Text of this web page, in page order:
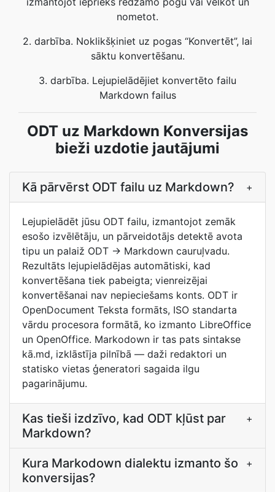
nometot.
2. darbība. Noklikšķiniet uz pogas “Konvertēt”, lai
sāktu konvertēšanu.
3. darbība. Lejupielādējiet konvertēto failu
Markdown failus
ODT uz Markdown Konversijas
bieži uzdotie jautājumi
Kā pārvērst ODT failu uz Markdown? +
Lejupielādēt jūsu ODT failu, izmantojot zemāk
esošo izvēlētāju, un pārveidotājs detektē avota
tipu un palaiž ODT → Markdown cauruļvadu.
Rezultāts lejupielādējas automātiski, kad
konvertēšana tiek pabeigta; vienreizējai
konvertēšanai nav nepieciešams konts. ODT ir
OpenDocument Teksta formāts, ISO standarta
vārdu procesora formātā, ko izmanto LibreOffice
un OpenOffice. Markodown ir tas pats sintakse
kā.md, izklāstīja pilnībā — daži redaktori un
statisko vietas ģeneratori sagaida ilgu
pagarinājumu.
Kas tieši izdzīvo, kad ODT kļūst par
Markdown?
+
Kura Markodown dialektu izmanto šo
konversijas?
+